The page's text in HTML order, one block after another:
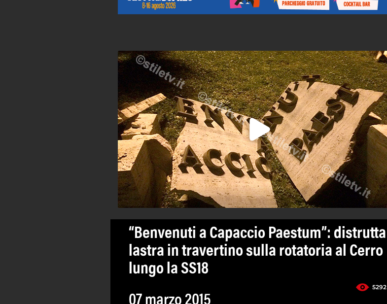
“Benvenuti a Capaccio Paestum”: distrutta
lastra in travertino sulla rotatoria al Cerro
lungo la SS18
5292